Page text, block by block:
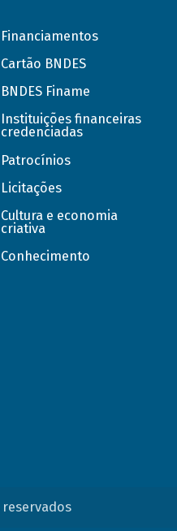
Financiamentos
Cartão BNDES
BNDES Finame
Instituições financeiras
credenciadas
Patrocínios
Licitações
Cultura e economia
criativa
Conhecimento
reservados